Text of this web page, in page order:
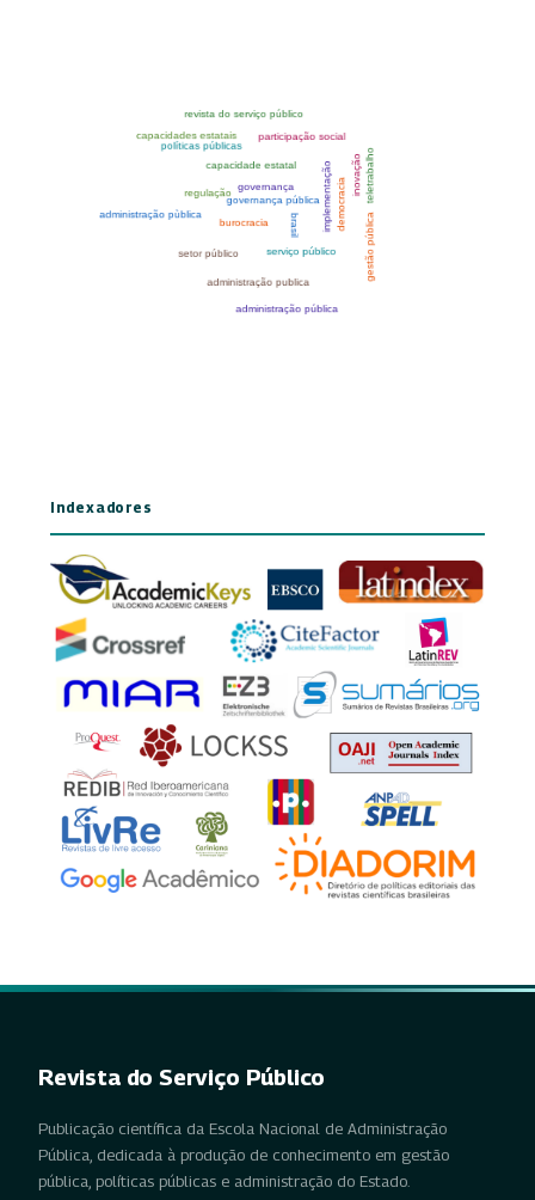
Indexadores
Revista do Serviço Público
Publicação científica da Escola Nacional de Administração
Pública, dedicada à produção de conhecimento em gestão
pública, políticas públicas e administração do Estado.